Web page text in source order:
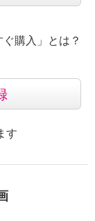
ぐ購入」とは？
す